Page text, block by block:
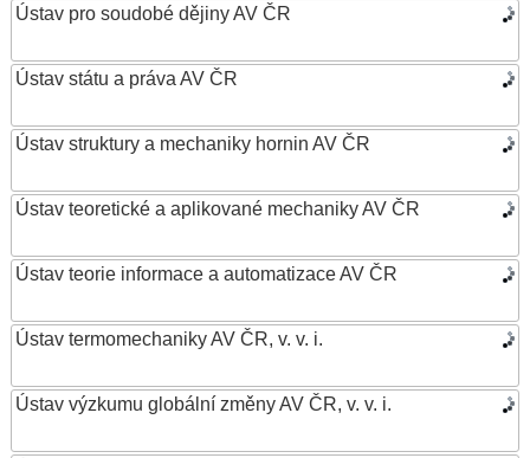
Ústav pro soudobé dějiny AV ČR
Ústav státu a práva AV ČR
Ústav struktury a mechaniky hornin AV ČR
Ústav teoretické a aplikované mechaniky AV ČR
Ústav teorie informace a automatizace AV ČR
Ústav termomechaniky AV ČR, v. v. i.
Ústav výzkumu globální změny AV ČR, v. v. i.